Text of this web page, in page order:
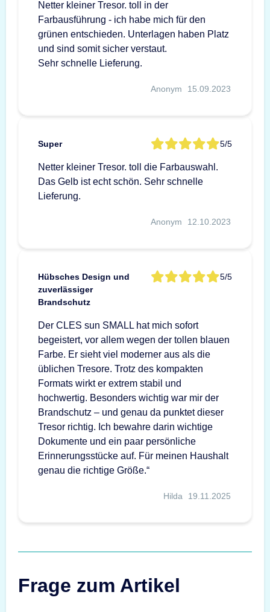
Netter kleiner Tresor. toll in der
Farbausführung - ich habe mich für den
grünen entschieden. Unterlagen haben Platz
und sind somit sicher verstaut.
Sehr schnelle Lieferung.
Anonym 15.09.2023
Super 5/5
Netter kleiner Tresor. toll die Farbauswahl.
Das Gelb ist echt schön. Sehr schnelle
Lieferung.
Anonym 12.10.2023
Hübsches Design und
zuverlässiger
Brandschutz
5/5
Der CLES sun SMALL hat mich sofort
begeistert, vor allem wegen der tollen blauen
Farbe. Er sieht viel moderner aus als die
üblichen Tresore. Trotz des kompakten
Formats wirkt er extrem stabil und
hochwertig. Besonders wichtig war mir der
Brandschutz – und genau da punktet dieser
Tresor richtig. Ich bewahre darin wichtige
Dokumente und ein paar persönliche
Erinnerungsstücke auf. Für meinen Haushalt
genau die richtige Größe.“
Hilda 19.11.2025
Frage zum Artikel